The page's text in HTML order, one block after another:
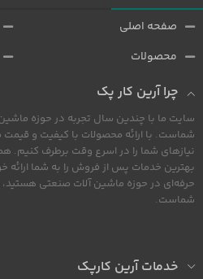
صفحه اصلی
محصولات
چرا آرین کار پک
سایت ما با چندین سال تجربه در حوزه
شماست. با ارائه محصولات با کیفیت و
نیازهای شما را در اسرع وقت برطرف کنیم.
بهترین خدمات پس از فروش را به شما ارائه
حرفه‌ای در حوزه ماشین آلات صنعتی هستید،
شماست.
خدمات آرین کارپک